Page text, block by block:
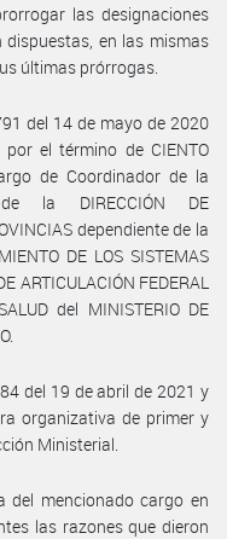
las designaciones
en las mismas
últimas prórrogas.
del 14 de mayo de 2020
el término de CIENTO
de Coordinador de la
de la DIRECCIÓN DE
dependiente de la
DE LOS SISTEMAS
ARTICULACIÓN FEDERAL
del MINISTERIO DE
del 19 de abril de 2021 y
organizativa de primer y
Ministerial.
del mencionado cargo en
las razones que dieron